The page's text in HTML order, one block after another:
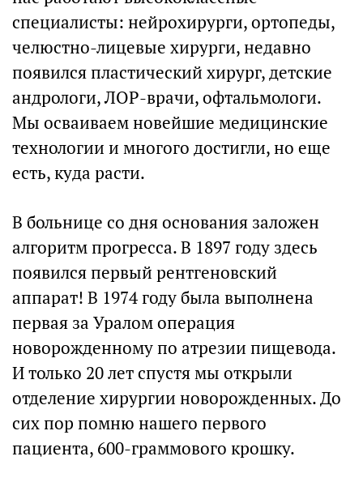
специалисты: нейрохирурги, ортопеды,
челюстно-лицевые хирурги, недавно
появился пластический хирург, детские
андрологи, ЛОР-врачи, офтальмологи.
Мы осваиваем новейшие медицинские
технологии и многого достигли, но еще
есть, куда расти.
В больнице со дня основания заложен
алгоритм прогресса. В 1897 году здесь
появился первый рентгеновский
аппарат! В 1974 году была выполнена
первая за Уралом операция
новорожденному по атрезии пищевода.
И только 20 лет спустя мы открыли
отделение хирургии новорожденных. До
сих пор помню нашего первого
пациента, 600-граммового крошку.